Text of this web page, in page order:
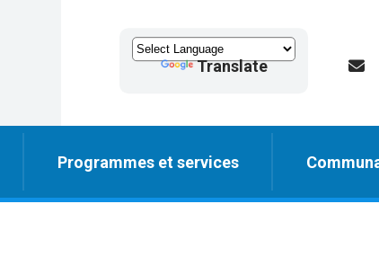
Translate
Programmes et services